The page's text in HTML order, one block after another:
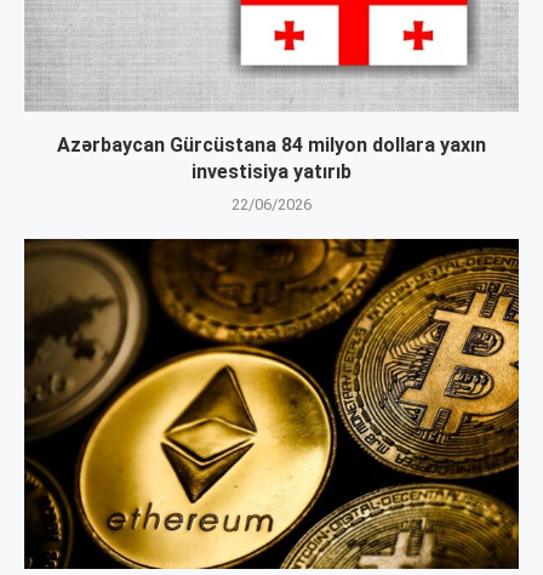
Azərbaycan Gürcüstana 84 milyon dollara yaxın
investisiya yatırıb
22/06/2026